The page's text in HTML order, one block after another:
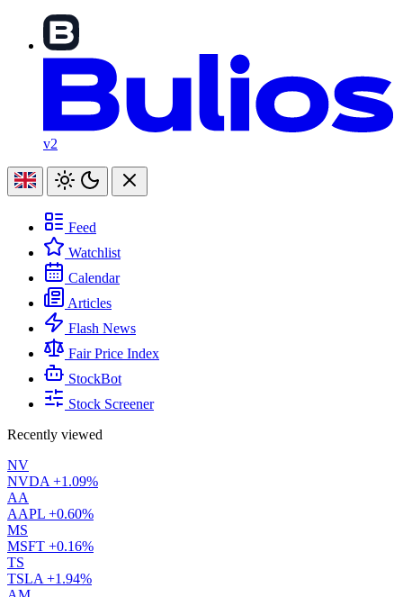
v2
Feed
Watchlist
Calendar
Articles
Flash News
Fair Price Index
StockBot
Stock Screener
Recently viewed
NV
NVDA +1.09%
AA
AAPL +0.60%
MS
MSFT +0.16%
TS
TSLA +1.94%